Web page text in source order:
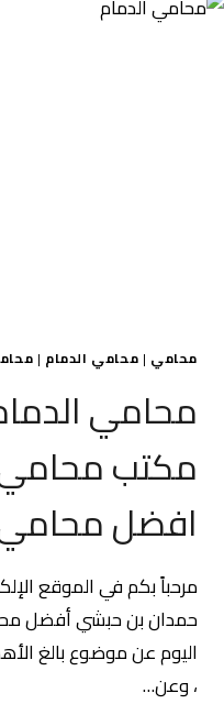
محامي | محامي الدمام |
مكتب
افضل محامي
مرحباً بكم في الموقع
حمدان بن حبشي أفضل
اليوم عن موضوع بالغ
، وعن…